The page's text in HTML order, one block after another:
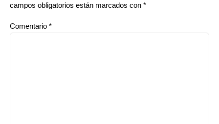
campos obligatorios están marcados con *
Comentario *